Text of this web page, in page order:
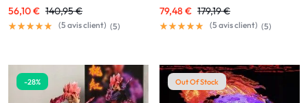
140,95€
56,10€
(5 avis client) (5)
179,19€
79,48€
(5 avis client) (5)
-28% Out Of Stock